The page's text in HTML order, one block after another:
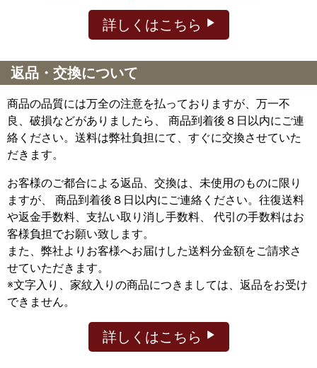
詳しくはこちら
返品・交換について
商品の品質には万全の注意を払っておりますが、万一不
良、破損などがありましたら、 商品到着後８日以内にご連
絡ください。送料は弊社負担にて、すぐに交換させていた
だきます。
お客様のご都合による返品、交換は、未使用のものに限り
ますが、
商品到着後８日以内にご連絡ください。往復送料
や返金手数料、支払い取り消し手数料、 代引の手数料はお
客様負担でお願い致します。
また、弊社よりお客様へお届けした送料分金額をご請求さ
せていただきます。
※文字入り、家紋入りの商品につきましては、返品をお受け
できません。
詳しくはこちら